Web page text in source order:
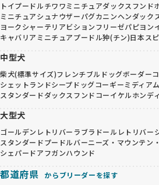
トイプードルチワワミニチュアダックスフンド
ミニチュアシュナウザーパグカニンヘンダック
ヨークシャーテリアビションフリーゼパピヨン
キャバリア ミニチュアプードル狆(チン)日本ス
中型犬
柴犬(標準サイズ)フレンチブルドッグボーダー
シェットランドシープドッグコーギーミディア
スタンダードダックスフンドコーイケルホンデ
大型犬
ゴールデンレトリバー ラブラドールレトリバー
スタンダードプードルバーニーズ・マウンテン
シェパードアフガンハウンド
都道府県 からブリーダーを探す